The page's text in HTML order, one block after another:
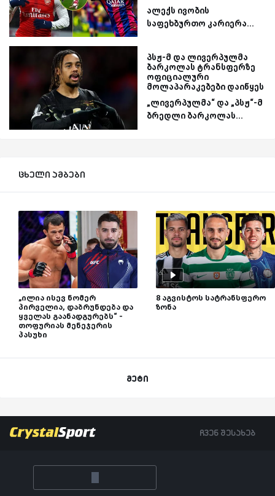
ალექს ივობის
საფეხბურთო კარიერა...
პსჟ-მ და ლივერპულმა
ბარკოლას ტრანსფერზე
ოფიციალური
მოლაპარაკებები დაიწყეს
„ლივერპულმა“ და „პსჟ“-მ
ბრედლი ბარკოლას...
ცხელი ამბები
„ილია ისევ ნომერ
პირველია, დაბრუნდება და
ყველას გაანადგურებს“ -
თოფურიას მენეჯერის
პასუხი
8 აგვისტოს სატრანსფერო
ზონა
მეტი
ჩვენ შესახებ